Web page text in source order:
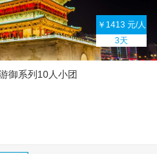
￥1413 元/人
3天
御系列10人小团